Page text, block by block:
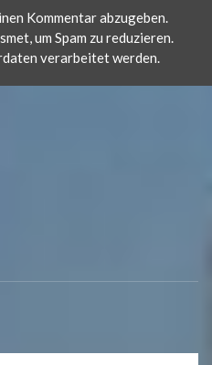
Kommentar abzugeben.
um Spam zu reduzieren.
verarbeitet werden.